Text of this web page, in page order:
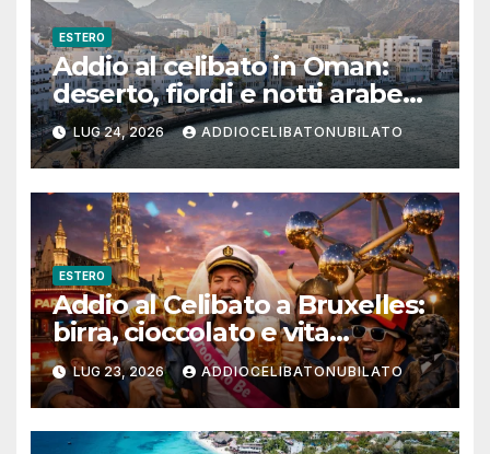
ESTERO
Addio al celibato in Oman:
deserto, fiordi e notti arabe
tra Muscat e Musandam
LUG 24, 2026 ADDIOCELIBATONUBILATO
ESTERO
Addio al Celibato a Bruxelles:
birra, cioccolato e vita
notturna per un weekend
indimenticabile
LUG 23, 2026 ADDIOCELIBATONUBILATO